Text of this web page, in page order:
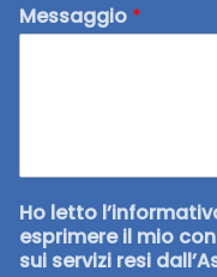
Messaggio *
Ho letto
esprimere il mio
sui servizi resi